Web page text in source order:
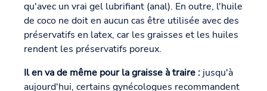
qu'avec un vrai gel lubrifiant (anal). En outre, l'huile
de coco ne doit en aucun cas être utilisée avec des
préservatifs en latex, car les graisses et les huiles
rendent les préservatifs poreux.
Il en va de même pour la graisse à traire : jusqu'à
aujourd'hui, certains gynécologues recommandent